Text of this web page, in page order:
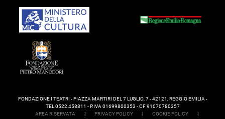
FONDAZIONE I TEATRI - PIAZZA MARTIRI DEL 7 LUGLIO, 7 - 42121, REGGIO EMILIA -
TEL 0522 458811 - P.IVA 01699800353 - CF 91070780357
AREA RISERVATA
PRIVACY POLICY COOKIE POLICY